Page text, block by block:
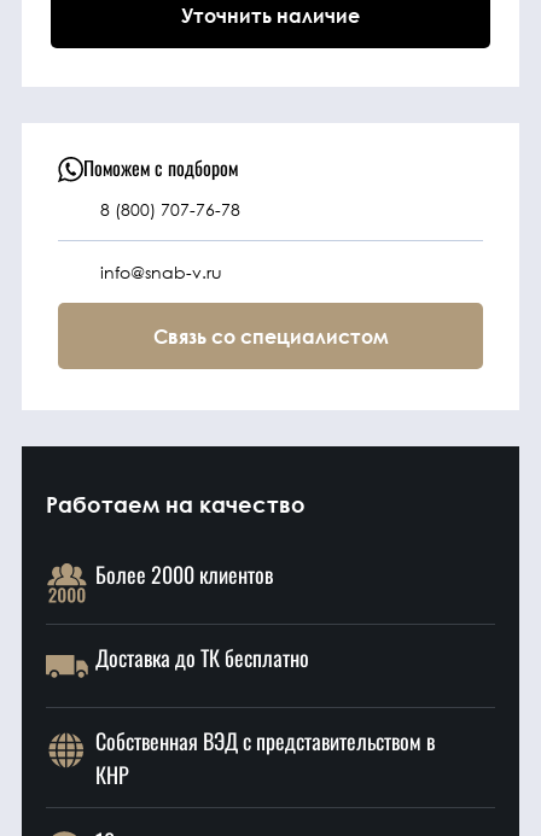
Электрическая
система
Под заказ
Уточнить наличие
Поможем с подбором
8 (800) 707-76-78
info@snab-v.ru
Связь со специалистом
Работаем на качество
Более 2000 клиентов
Доставка до ТК бесплатно
Собственная ВЭД с представительством в
КНР